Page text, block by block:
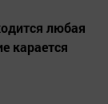
любая
карается